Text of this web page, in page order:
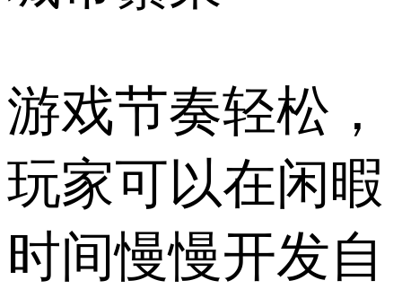
游戏节奏轻松，
玩家可以在闲暇
时间慢慢开发自